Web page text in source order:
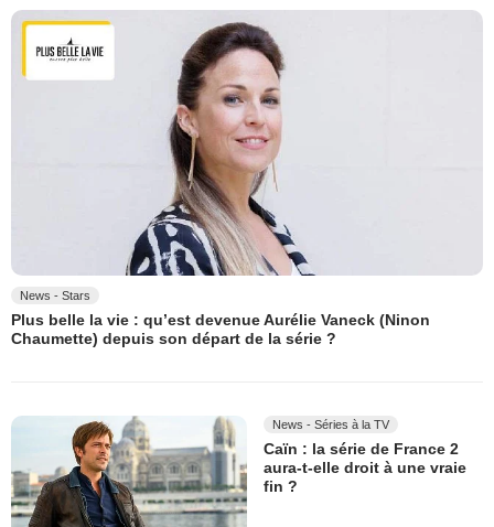
News - Stars
Plus belle la vie : qu’est devenue Aurélie Vaneck (Ninon
Chaumette) depuis son départ de la série ?
News - Séries à la TV
Caïn : la série de France 2
aura-t-elle droit à une vraie
fin ?